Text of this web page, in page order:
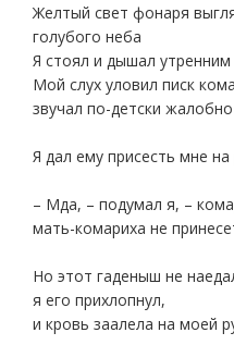
Желтый свет фонаря
голубого неба
Я стоял и дышал утренним
Мой слух уловил писк
звучал по-детски жалобно
Я дал ему присесть мне
– Мда, – подумал я, –
мать-комариха не
Но этот гаденыш не
я его прихлопнул,
и кровь заалела на моей